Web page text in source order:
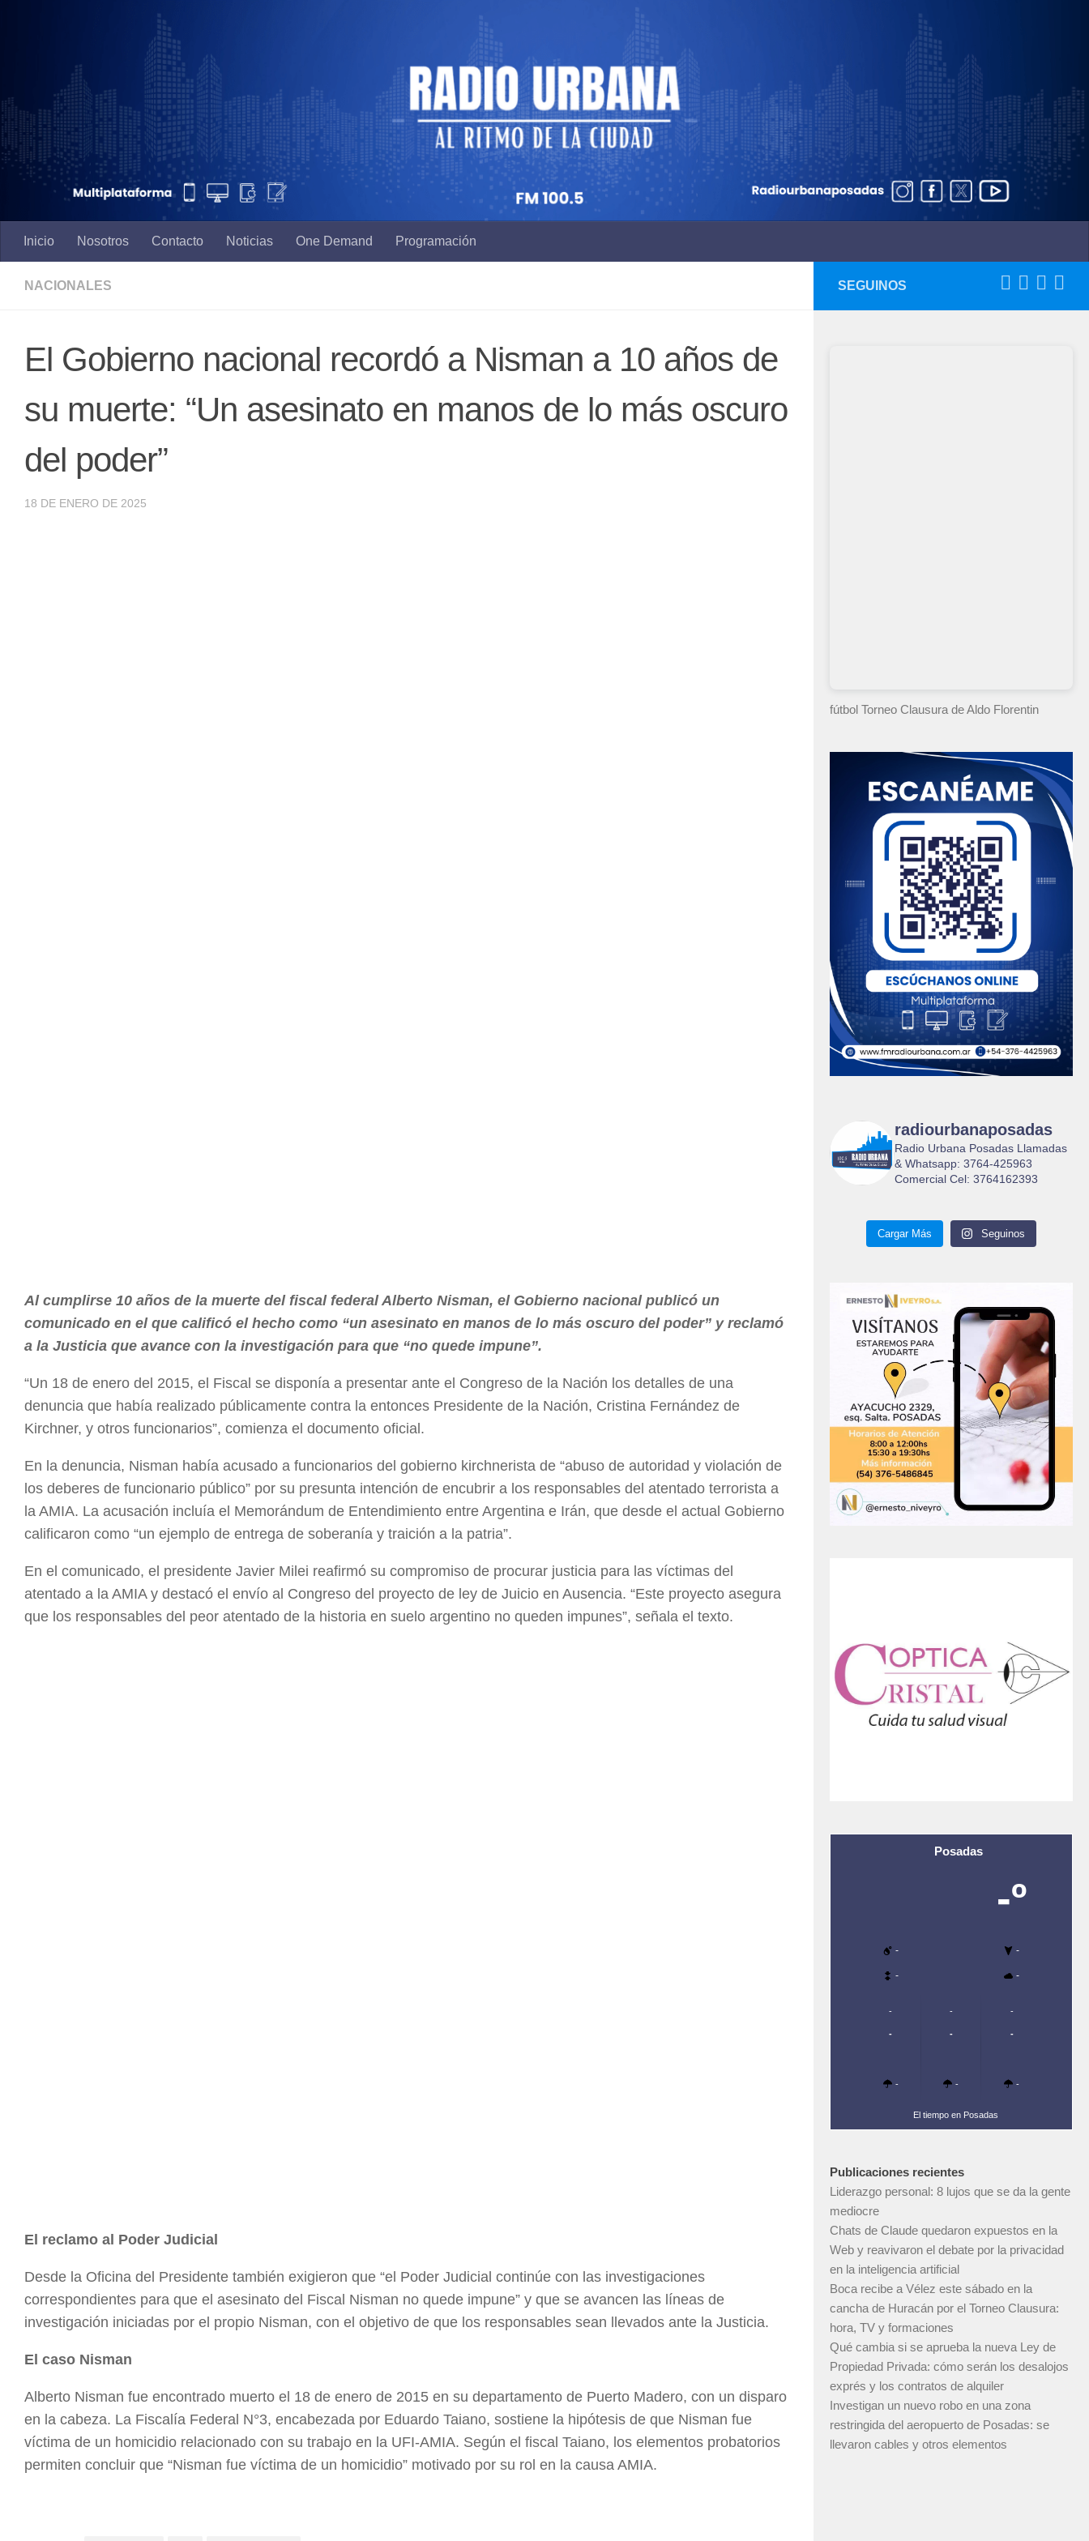
Inicio Nosotros Contacto Noticias One Demand Programación
NACIONALES
El Gobierno nacional recordó a Nisman a 10 años de
su muerte: “Un asesinato en manos de lo más oscuro
del poder”
18 DE ENERO DE 2025
Al cumplirse 10 años de la muerte del fiscal federal Alberto Nisman, el Gobierno nacional publicó un
comunicado en el que calificó el hecho como “un asesinato en manos de lo más oscuro del poder” y reclamó
a la Justicia que avance con la investigación para que “no quede impune”.
“Un 18 de enero del 2015, el Fiscal se disponía a presentar ante el Congreso de la Nación los detalles de una
denuncia que había realizado públicamente contra la entonces Presidente de la Nación, Cristina Fernández de
Kirchner, y otros funcionarios”, comienza el documento oficial.
En la denuncia, Nisman había acusado a funcionarios del gobierno kirchnerista de “abuso de autoridad y violación de
los deberes de funcionario público” por su presunta intención de encubrir a los responsables del atentado terrorista a
la AMIA. La acusación incluía el Memorándum de Entendimiento entre Argentina e Irán, que desde el actual Gobierno
calificaron como “un ejemplo de entrega de soberanía y traición a la patria”.
En el comunicado, el presidente Javier Milei reafirmó su compromiso de procurar justicia para las víctimas del
atentado a la AMIA y destacó el envío al Congreso del proyecto de ley de Juicio en Ausencia. “Este proyecto asegura
que los responsables del peor atentado de la historia en suelo argentino no queden impunes”, señala el texto.
El reclamo al Poder Judicial
Desde la Oficina del Presidente también exigieron que “el Poder Judicial continúe con las investigaciones
correspondientes para que el asesinato del Fiscal Nisman no quede impune” y que se avancen las líneas de
investigación iniciadas por el propio Nisman, con el objetivo de que los responsables sean llevados ante la Justicia.
El caso Nisman
Alberto Nisman fue encontrado muerto el 18 de enero de 2015 en su departamento de Puerto Madero, con un disparo
en la cabeza. La Fiscalía Federal N°3, encabezada por Eduardo Taiano, sostiene la hipótesis de que Nisman fue
víctima de un homicidio relacionado con su trabajo en la UFI-AMIA. Según el fiscal Taiano, los elementos probatorios
permiten concluir que “Nisman fue víctima de un homicidio” motivado por su rol en la causa AMIA.
SEGUINOS
fútbol Torneo Clausurade Aldo Florentin
radiourbanaposadas
Radio Urbana Posadas Llamadas
& Whatsapp: 3764-425963
Comercial Cel: 3764162393
Cargar Más Seguinos
Posadas
-º
- -
- -
-
-
-
-
-
-
-
-
-
El tiempo en Posadas
Publicaciones recientes
Liderazgo personal: 8 lujos que se da la gente
mediocre
Chats de Claude quedaron expuestos en la
Web y reavivaron el debate por la privacidad
en la inteligencia artificial
Boca recibe a Vélez este sábado en la
cancha de Huracán por el Torneo Clausura:
hora, TV y formaciones
Qué cambia si se aprueba la nueva Ley de
Propiedad Privada: cómo serán los desalojos
exprés y los contratos de alquiler
Investigan un nuevo robo en una zona
restringida del aeropuerto de Posadas: se
llevaron cables y otros elementos